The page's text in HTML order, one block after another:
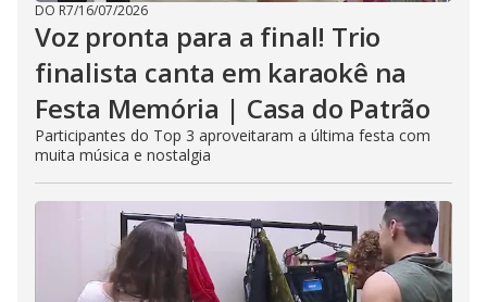
DO R7/16/07/2026
Voz pronta para a final! Trio
finalista canta em karaokê na
Festa Memória | Casa do Patrão
Participantes do Top 3 aproveitaram a última festa com
muita música e nostalgia